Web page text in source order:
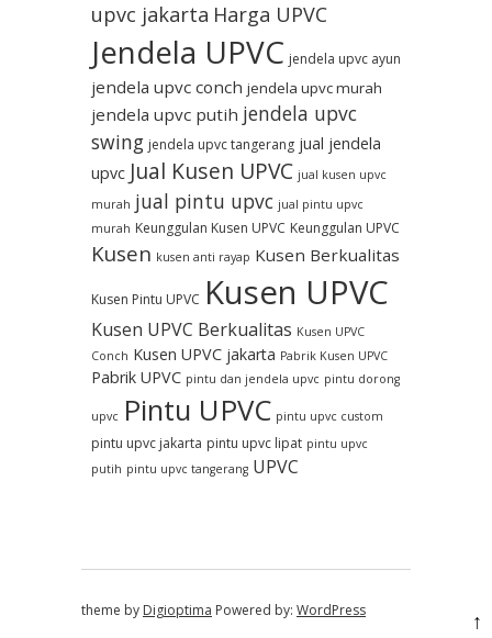
upvc jakarta Harga UPVC
Jendela UPVC jendela upvc ayun
jendela upvc conch jendela upvc murah
jendela upvc putih jendela upvc
swing jendela upvc tangerang jual jendela
upvc Jual Kusen UPVC jual kusen upvc
murah jual pintu upvc jual pintu upvc
murah Keunggulan Kusen UPVC Keunggulan UPVC
Kusen kusen anti rayap Kusen Berkualitas
Kusen Pintu UPVC Kusen UPVC
Kusen UPVC Berkualitas Kusen UPVC
Conch Kusen UPVC jakarta Pabrik Kusen UPVC
Pabrik UPVC pintu dan jendela upvc pintu dorong
upvc Pintu UPVC pintu upvc custom
pintu upvc jakarta pintu upvc lipat pintu upvc
putih pintu upvc tangerang UPVC
theme by Digioptima Powered by: WordPress ↑